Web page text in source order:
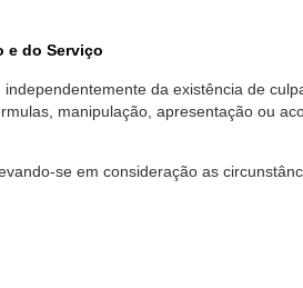
e do Serviço
da existência de
manipulação, apresentação ou
se em consideração as